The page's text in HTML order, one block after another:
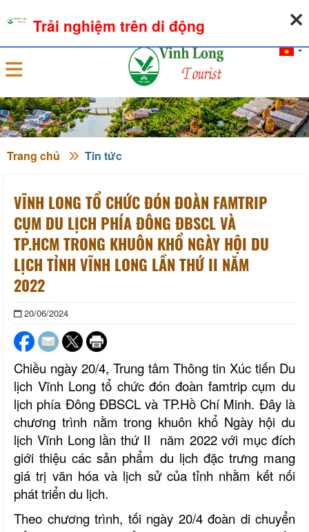
Đăng nhập
Trang chủ Tin tức
VĨNH LONG TỔ CHỨC ĐÓN ĐOÀN FAMTRIP
CỤM DU LỊCH PHÍA ĐÔNG ĐBSCL VÀ
TP.HCM TRONG KHUÔN KHỔ NGÀY HỘI DU
LỊCH TỈNH VĨNH LONG LẦN THỨ II NĂM
2022
20/06/2024
Chiều ngày 20/4, Trung tâm Thông tin Xúc tiến Du
lịch Vĩnh Long tổ chức đón đoàn famtrip cụm du
lịch phía Đông ĐBSCL và TP.Hồ Chí Minh. Đây là
chương trình nằm trong khuôn khổ Ngày hội du
lịch Vĩnh Long lần thứ II năm 2022 với mục đích
giới thiệu các sản phẩm du lịch đặc trưng mang
giá trị văn hóa và lịch sử của tỉnh nhằm kết nối
phát triển du lịch.
Theo chương trình, tối ngày 20/4 đoàn di chuyển
Trải nghiệm trên di động